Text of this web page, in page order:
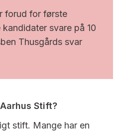
forud for første
svare på 10
Thusgårds svar
Stift?
stift. Mange har en